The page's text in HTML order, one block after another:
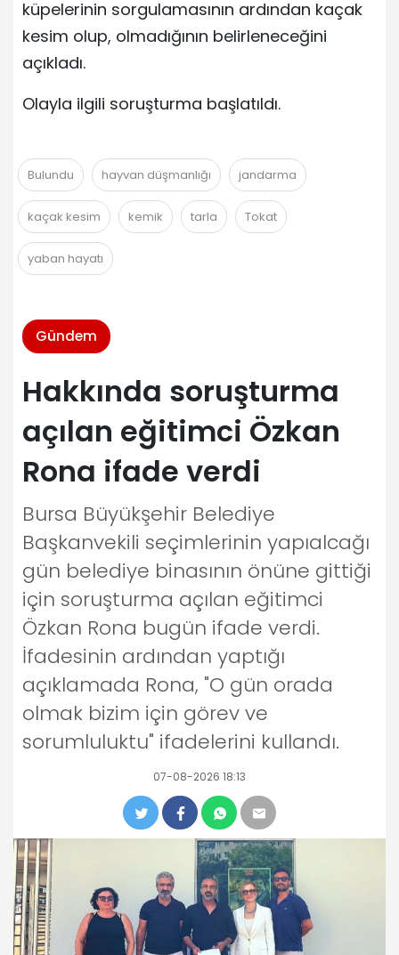
küpelerinin sorgulamasının ardından kaçak
kesim olup, olmadığının belirleneceğini
açıkladı.
Olayla ilgili soruşturma başlatıldı.
Bulundu hayvan düşmanlığı jandarma
kaçak kesim kemik tarla Tokat
yaban hayatı
Gündem
Hakkında soruşturma
açılan eğitimci Özkan
Rona ifade verdi
Bursa Büyükşehir Belediye
Başkanvekili seçimlerinin yapıalcağı
gün belediye binasının önüne gittiği
için soruşturma açılan eğitimci
Özkan Rona bugün ifade verdi.
İfadesinin ardından yaptığı
açıklamada Rona, "O gün orada
olmak bizim için görev ve
sorumluluktu" ifadelerini kullandı.
07-08-2026 18:13